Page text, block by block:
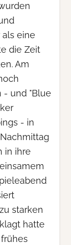
eine
die Zeit
Am
- und "Blue
- in
in ihre
starken
hatte